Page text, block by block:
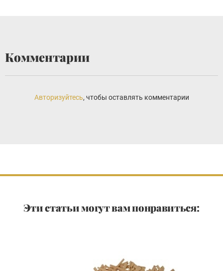
Комментарии
Авторизуйтесь, чтобы оставлять комментарии
Эти статьи могут вам понравиться: